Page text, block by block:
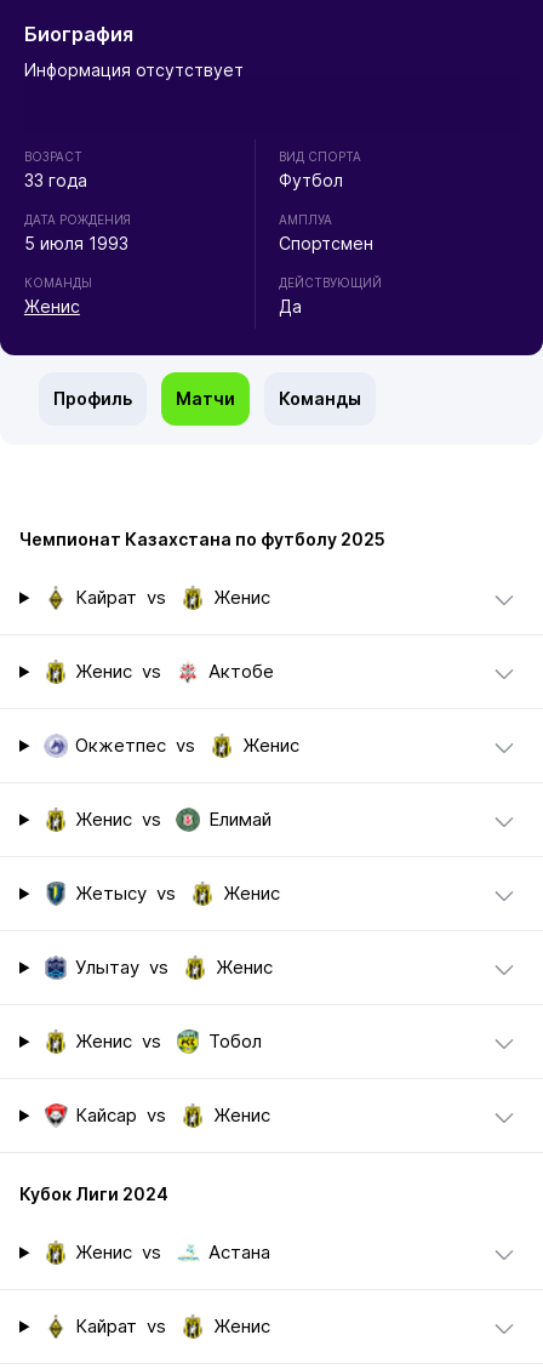
Биография
Информация отсутствует
ВОЗРАСТ
33 года
ДАТА РОЖДЕНИЯ
5 июля 1993
КОМАНДЫ
Женис
ВИД СПОРТА
Футбол
АМПЛУА
Спортсмен
ДЕЙСТВУЮЩИЙ
Да
Профиль Матчи Команды
Чемпионат Казахстана по футболу 2025
Кайрат vs Женис
Женис vs Актобе
Окжетпес vs Женис
Женис vs Елимай
Жетысу vs Женис
Улытау vs Женис
Женис vs Тобол
Кайсар vs Женис
Кубок Лиги 2024
Женис vs Астана
Кайрат vs Женис